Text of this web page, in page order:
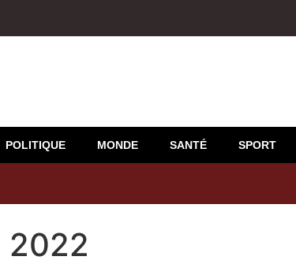
POLITIQUE MONDE SANTÉ SPORT
2022